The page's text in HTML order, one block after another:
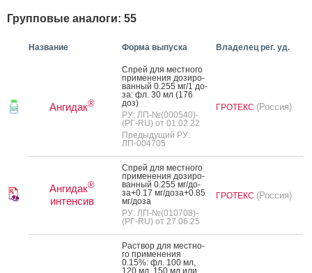
Групповые аналоги: 55
Название Форма выпуска Владелец рег. уд.
Ангидак®
Спрей для мес­тно­го
при­мене­ния до­зиро­
ван­ный 0.255 мг/1 до­
за: фл. 30 мл (176
доз)
РУ: ЛП-№(000540)-
(РГ-RU) от 01.02.22
Предыдущий РУ:
ЛП-004705
ГРОТЕКС (Россия)
Ангидак®
интенсив
Спрей для мес­тно­го
при­мене­ния до­зиро­
ван­ный 0.255 мг/до­
за+0.17 мг/до­за+0.85
мг/до­за
РУ: ЛП-№(010708)-
(РГ-RU) от 27.06.25
ГРОТЕКС (Россия)
Рас­твор для мес­тно­
го при­мене­ния
0.15%: фл. 100 мл,
120 мл, 150 мл или